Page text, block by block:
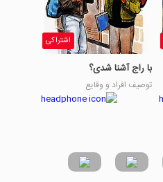
اشتراکی
با راج آشنا شدی؟
توصیف افراد و وقایع